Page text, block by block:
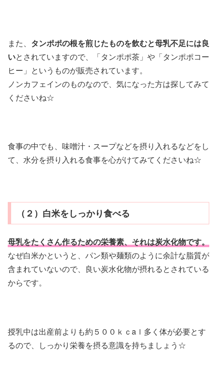
また、 タンポポの根を煎じたものを飲むと母乳不足には良
いとされていますので、「タンポポ茶」や「タンポポコー
ヒー」というものが販売されています。
ノンカフェインのものなので、気になった方は探してみて
くださいね☆
食事の中でも、味噌汁・スープなどを摂り入れるなどをし
て、水分を摂り入れる食事を心がけてみてくださいね☆
（２）白米をしっかり食べる
母乳をたくさん作るための栄養素、それは炭水化物です。
なぜ白米かというと、パン類や麺類のように余計な脂質が
含まれていないので、良い炭水化物が摂れるとされている
からです。
授乳中は出産前よりも約５００ｋｃaｌ多く体が必要とす
るので、しっかり栄養を摂る意識を持ちましょう☆